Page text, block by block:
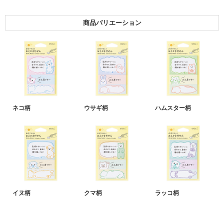
商品バリエーション
ネコ柄 ウサギ柄 ハムスター柄
イヌ柄 クマ柄 ラッコ柄